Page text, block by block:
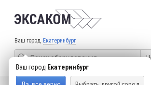
Ваш город Екатеринбург
Ваш город Екатеринбург